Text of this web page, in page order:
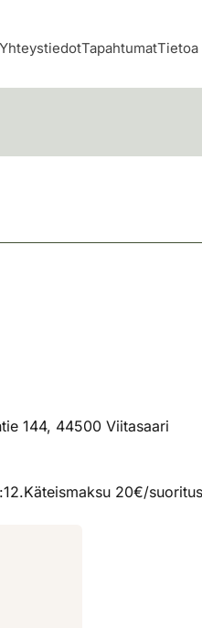
YhteystiedotTapahtumatTietoa
144, 44500 Viitasaari
20€/